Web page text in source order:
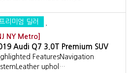
리미엄 딜러
NY Metro]
Audi Q7 3.0T Premium SUV
FeaturesNavigation
uphol…